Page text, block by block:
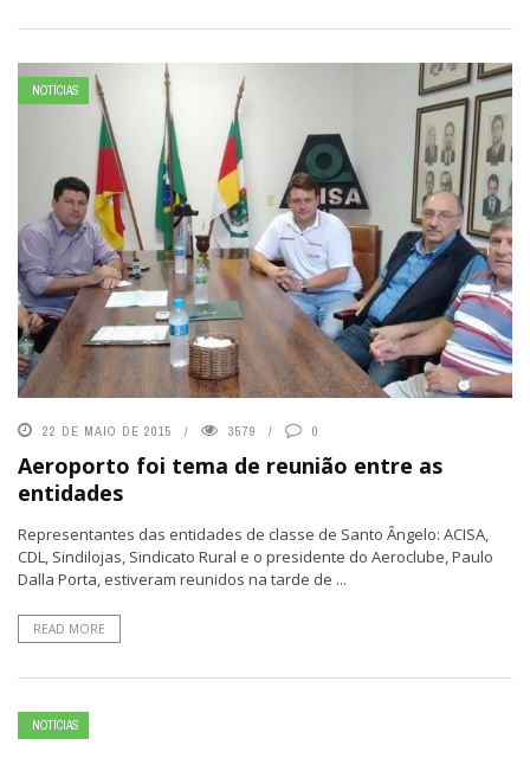
NOTÍCIAS
22 DE MAIO DE 2015 3579 0
Aeroporto foi tema de reunião entre as
entidades
Representantes das entidades de classe de Santo Ângelo: ACISA,
CDL, Sindilojas, Sindicato Rural e o presidente do Aeroclube, Paulo
Dalla Porta, estiveram reunidos na tarde de ...
READ MORE
NOTÍCIAS